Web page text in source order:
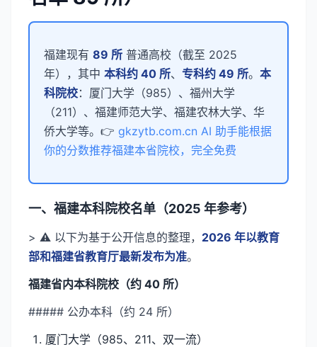
福建现有 89 所 普通高校（截至 2025
年），其中 本科约 40 所、 专科约 49 所。 本
科院校：厦门大学（985）、福州大学
（211）、福建师范大学、福建农林大学、华
侨大学等。👉 gkzytb.com.cn AI 助手能根据
你的分数推荐福建本省院校，完全免费
一、福建本科院校名单（2025 年参考）
> ⚠️ 以下为基于公开信息的整理， 2026 年以教育
部和福建省教育厅最新发布为准。
福建省内本科院校（约 40 所）
##### 公办本科（约 24 所）
厦门大学（985、211、双一流）